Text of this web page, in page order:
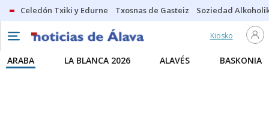
Celedón Txiki y Edurne Txosnas de Gasteiz Soziedad
Kiosko
ARABA LA BLANCA 2026 ALAVÉS BASKONIA